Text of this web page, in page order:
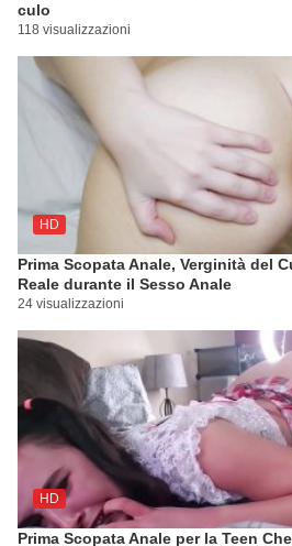
culo
118 visualizzazioni
HD
Prima Scopata Anale, Verginità del
Reale durante il Sesso Anale
24 visualizzazioni
HD
Prima Scopata Anale per la Teen